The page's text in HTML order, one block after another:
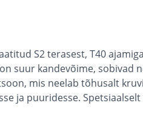
S2 terasest, T40
suur kandevõime, sobivad
mis neelab tõhusalt
ja puuridesse.